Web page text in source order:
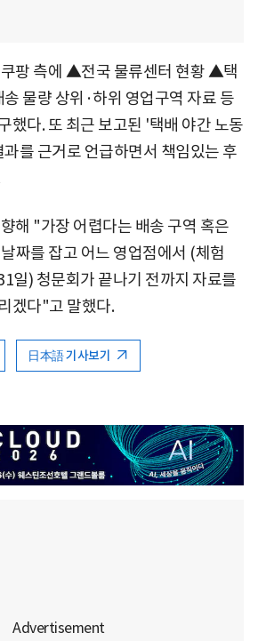
팡 측에 ▲전국 물류센터 현황 ▲택
물량 상위·하위 영업구역 자료 등
했다. 또 최근 보고된 '택배 야간 노동
를 근거로 언급하면서 책임있는 후
해 "가장 어렵다는 배송 구역 혹은
짜를 잡고 어느 영업점에서 (체험
일) 청문회가 끝나기 전까지 자료를
겠다"고 말했다.
日本語 기사보기